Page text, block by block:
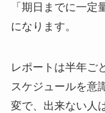
「期日までに一定
になります。
レポートは半年ご
スケジュールを意
変で、出来ない人